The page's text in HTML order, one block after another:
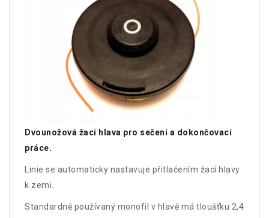
Dvounožová žací hlava pro sečení a dokončovací
práce.
Linie se automaticky nastavuje přitlačením žací hlavy
k zemi.
Standardně používaný monofil v hlavě má tloušťku 2,4